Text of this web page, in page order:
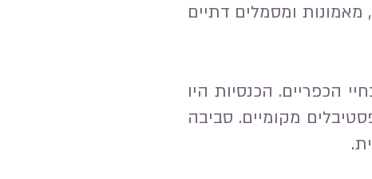
ומסמלים דתיים
הכפריים. הכנסיות היו
מקומיים. סביבה